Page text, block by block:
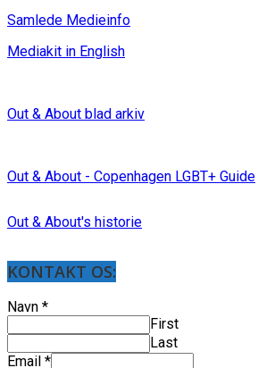
Samlede Medieinfo
Mediakit in English
Out & About blad arkiv
Out & About - Copenhagen LGBT+ Guide
Out & About's historie
KONTAKT OS:
Navn *
First
Last
Email *